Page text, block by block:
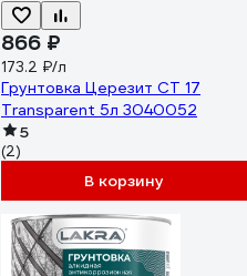
866 ₽
173.2 ₽/л
Грунтовка Церезит CT 17
Transparent 5л 3040052
5
(2)
В корзину